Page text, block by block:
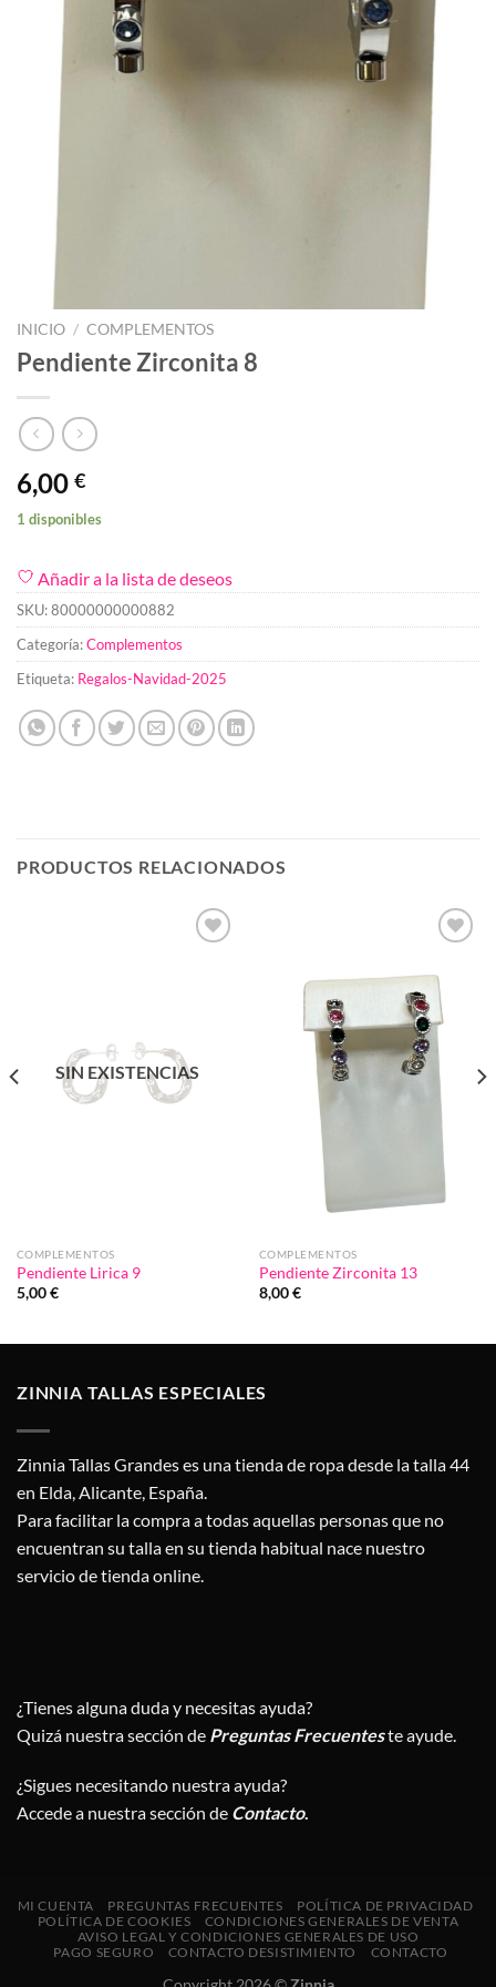
INICIO / COMPLEMENTOS
Pendiente Zirconita 8
6,00 €
1 disponibles
Añadir a la lista de deseos
SKU:80000000000882
Categoría:Complementos
Etiqueta: Regalos-Navidad-2025
PRODUCTOS RELACIONADOS
SIN EXISTENCIAS
COMPLEMENTOS
Pendiente Lirica 9
5,00€
lista de
deseos
COMPLEMENTOS
Pendiente Zirconita 13
8,00€
ZINNIA TALLAS ESPECIALES
Zinnia Tallas Grandes es una tienda de ropa desde la talla 44
en Elda, Alicante, España.
Para facilitar la compra a todas aquellas personas que no
encuentran su talla en su tienda habitual nace nuestro
servicio de tienda online.
¿Tienes alguna duda y necesitas ayuda?
Quizá nuestra sección de Preguntas Frecuenteste ayude.
¿Sigues necesitando nuestra ayuda?
Accede a nuestra sección de Contacto.
MI CUENTA PREGUNTAS FRECUENTES
POLÍTICA DE PRIVACIDAD
POLÍTICA DE COOKIES
CONDICIONES GENERALES DE VENTA
AVISO LEGAL Y CONDICIONES GENERALES DE USO
PAGO SEGURO
CONTACTO DESISTIMIENTO CONTACTO